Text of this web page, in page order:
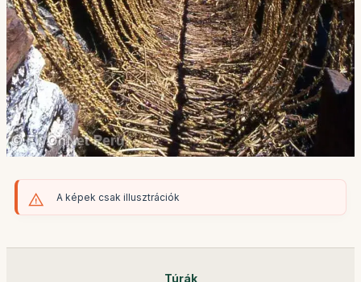
A képek csak illusztrációk
Túrák